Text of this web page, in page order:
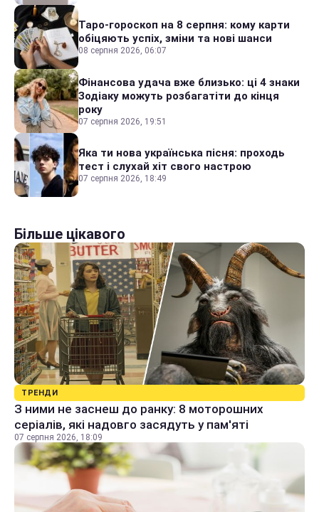
Таро-гороскоп на 8 серпня: кому карти
обіцяють успіх, зміни та нові шанси
08 серпня 2026, 06:07
Фінансова удача вже близько: ці 4 знаки
Зодіаку можуть розбагатіти до кінця
року
07 серпня 2026, 19:51
Яка ти нова українська пісня: проходь
тест і слухай хіт свого настрою
07 серпня 2026, 18:49
Більше цікавого
ТРЕНДИ
З ними не заснеш до ранку: 8 моторошних
серіалів, які надовго засядуть у пам'яті
07 серпня 2026, 18:09